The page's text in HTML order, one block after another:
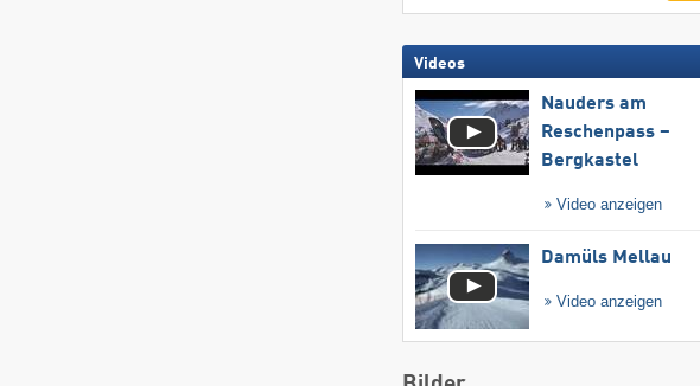
Videos
Nauders am
Reschenpass –
Bergkastel
Video anzeigen
Damüls Mellau
Video anzeigen